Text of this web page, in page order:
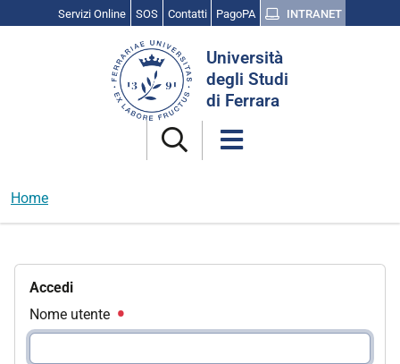
Servizi Online SOS Contatti PagoPA INTRANET
Università
degli Studi
di Ferrara
Home
Accedi
Nome utente